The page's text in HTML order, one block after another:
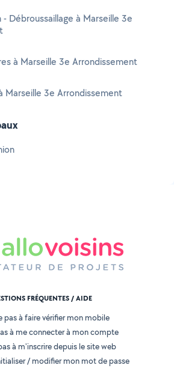
Débroussaillage à Marseille 3e
à Marseille 3e Arrondissement
Marseille 3e Arrondissement
FRÉQUENTES / AIDE
pas à faire vérifier mon mobile
à me connecter à mon compte
à m'inscrire depuis le site web
/ modifier mon mot de passe